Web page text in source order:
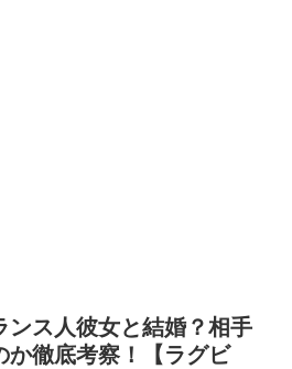
ンス人彼女と結婚？相手
か徹底考察！【ラグビ